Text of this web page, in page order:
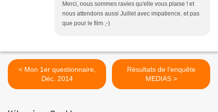
Merci, nous sommes ravies qu'elle vous plaise ! et
nous attendons aussi Juillet avec impatience, et pas
que pour le film ;-)
< Mon 1er questionnaire,
Déc. 2014
Résultats de l'enquête
MEDIAS >